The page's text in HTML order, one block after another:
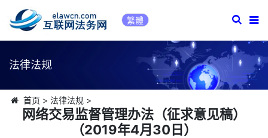
繁體
法律法规
首页 > 法律法规 >
网络交易监督管理办法（征求意见稿）
（2019年4月30日）